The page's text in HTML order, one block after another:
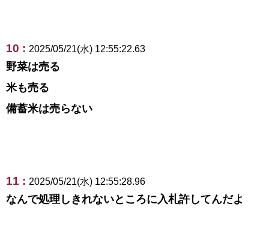
10 : 2025/05/21(水) 12:55:22.63
野菜は売る
米も売る
備蓄米は売らない
11 : 2025/05/21(水) 12:55:28.96
なんで処理しきれないところに入札許してんだよ